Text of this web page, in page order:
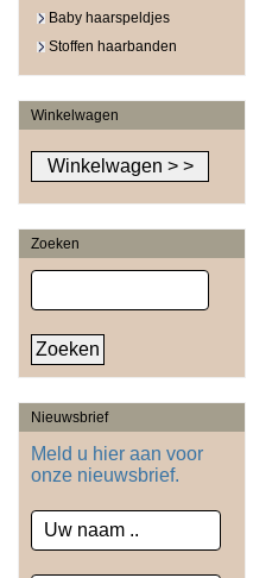
Baby haarspeldjes
Stoffen haarbanden
Winkelwagen
Zoeken
Nieuwsbrief
Meld u hier aan voor
onze nieuwsbrief.